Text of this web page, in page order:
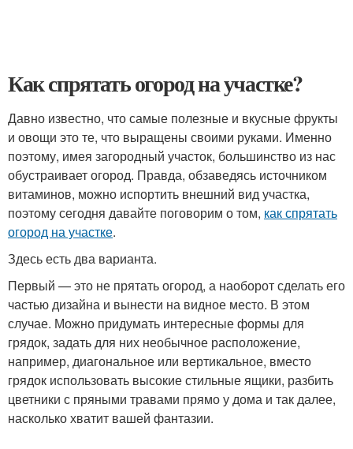
Как спрятать огород на участке?
Давно известно, что самые полезные и вкусные фрукты
и овощи это те, что выращены своими руками. Именно
поэтому, имея загородный участок, большинство из нас
обустраивает огород. Правда, обзаведясь источником
витаминов, можно испортить внешний вид участка,
поэтому сегодня давайте поговорим о том, как спрятать
огород на участке.
Здесь есть два варианта.
Первый — это не прятать огород, а наоборот сделать его
частью дизайна и вынести на видное место. В этом
случае. Можно придумать интересные формы для
грядок, задать для них необычное расположение,
например, диагональное или вертикальное, вместо
грядок использовать высокие стильные ящики, разбить
цветники с пряными травами прямо у дома и так далее,
насколько хватит вашей фантазии.